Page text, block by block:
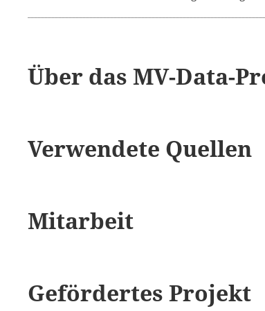
Über das MV-Data-
Verwendete Quellen
Mitarbeit
Gefördertes Projekt